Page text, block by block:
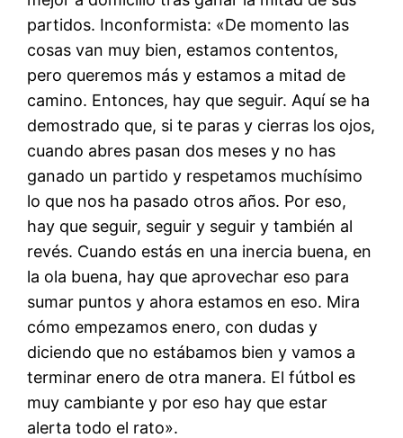
partidos. Inconformista: «De momento las
cosas van muy bien, estamos contentos,
pero queremos más y estamos a mitad de
camino. Entonces, hay que seguir. Aquí se ha
demostrado que, si te paras y cierras los ojos,
cuando abres pasan dos meses y no has
ganado un partido y respetamos muchísimo
lo que nos ha pasado otros años. Por eso,
hay que seguir, seguir y seguir y también al
revés. Cuando estás en una inercia buena, en
la ola buena, hay que aprovechar eso para
sumar puntos y ahora estamos en eso. Mira
cómo empezamos enero, con dudas y
diciendo que no estábamos bien y vamos a
terminar enero de otra manera. El fútbol es
muy cambiante y por eso hay que estar
alerta todo el rato».